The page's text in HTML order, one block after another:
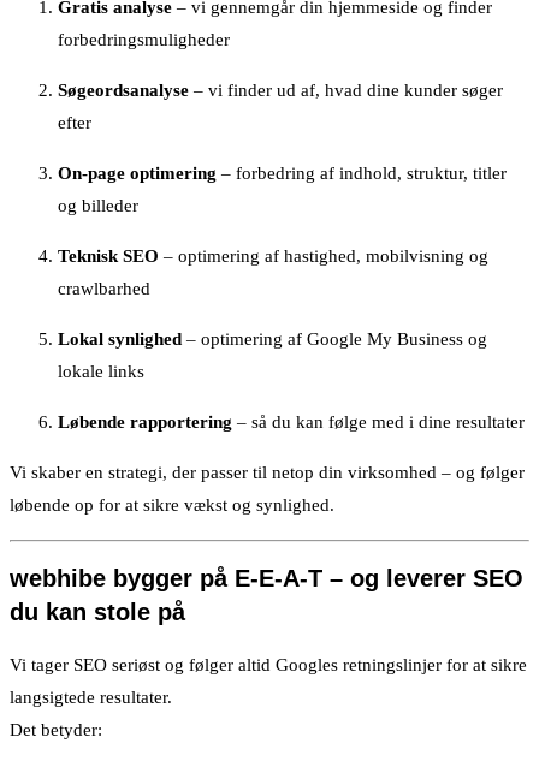
Gratis analyse – vi gennemgår din hjemmeside og finder
forbedringsmuligheder
Søgeordsanalyse – vi finder ud af, hvad dine kunder søger
efter
On-page optimering – forbedring af indhold, struktur, titler
og billeder
Teknisk SEO – optimering af hastighed, mobilvisning og
crawlbarhed
Lokal synlighed – optimering af Google My Business og
lokale links
Løbende rapportering – så du kan følge med i dine resultater
Vi skaber en strategi, der passer til netop din virksomhed – og følger
løbende op for at sikre vækst og synlighed.
webhibe bygger på E-E-A-T – og leverer SEO
du kan stole på
Vi tager SEO seriøst og følger altid Googles retningslinjer for at sikre
langsigtede resultater.
Det betyder: